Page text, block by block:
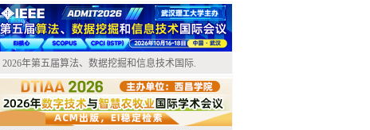
2026年第五届算法、数据挖掘和信息技术国际.